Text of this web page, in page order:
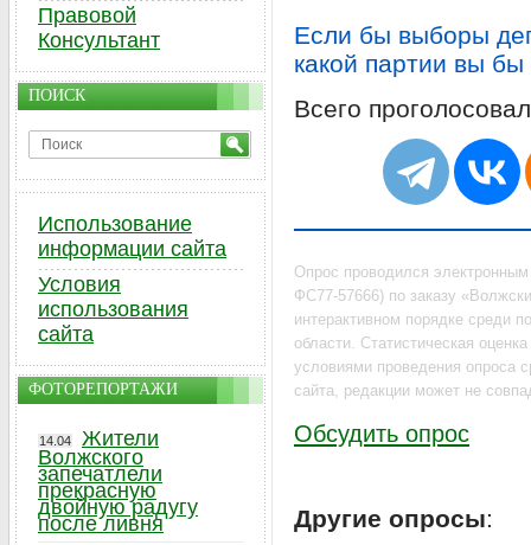
Если бы выборы
какой партии вы
Всего
Опрос проводился
ФС77-57666) по заказу
интерактивном порядке среди
области. Статистическая
условиями проведения опроса
сайта, редакции может не
Обсудить опрос
Другие опросы:
Правовой
Консультант
ПОИСК
Использование
информации сайта
Условия
использования
сайта
ФОТОРЕПОРТАЖИ
14.04
Жители
Волжского
запечатлели
прекрасную
двойную радугу
после ливня